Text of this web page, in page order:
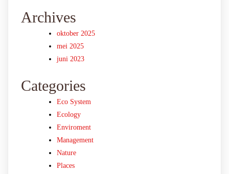
Archives
oktober 2025
mei 2025
juni 2023
Categories
Eco System
Ecology
Enviroment
Management
Nature
Places